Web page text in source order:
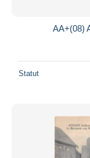
AA+(08)
Statut